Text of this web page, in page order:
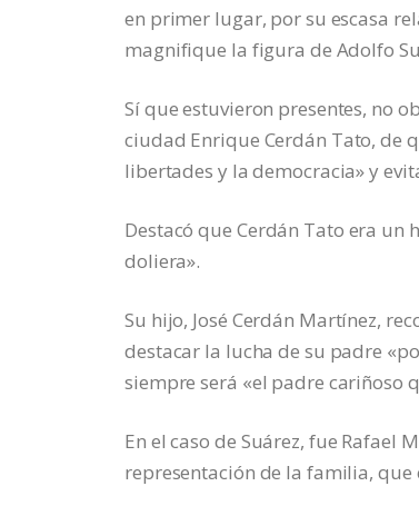
en primer lugar, por su escasa
magnifique la figura de Adolfo
Sí que estuvieron presentes, no
ciudad Enrique Cerdán Tato, de
libertades y la democracia» y
Destacó que Cerdán Tato era
doliera».
Su hijo, José Cerdán Martínez,
destacar la lucha de su padre
siempre será «el padre cariñoso
En el caso de Suárez, fue Rafael
representación de la familia,